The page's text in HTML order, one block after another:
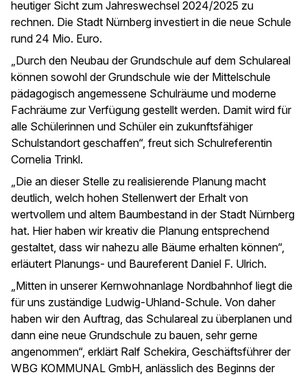
heutiger Sicht zum Jahreswechsel 2024/2025 zu
rechnen. Die Stadt Nürnberg investiert in die neue Schule
rund 24 Mio. Euro.
„Durch den Neubau der Grundschule auf dem Schulareal
können sowohl der Grundschule wie der Mittelschule
pädagogisch angemessene Schulräume und moderne
Fachräume zur Verfügung gestellt werden. Damit wird für
alle Schülerinnen und Schüler ein zukunftsfähiger
Schulstandort geschaffen“, freut sich Schulreferentin
Cornelia Trinkl.
„Die an dieser Stelle zu realisierende Planung macht
deutlich, welch hohen Stellenwert der Erhalt von
wertvollem und altem Baumbestand in der Stadt Nürnberg
hat. Hier haben wir kreativ die Planung entsprechend
gestaltet, dass wir nahezu alle Bäume erhalten können“,
erläutert Planungs- und Baureferent Daniel F. Ulrich.
„Mitten in unserer Kernwohnanlage Nordbahnhof liegt die
für uns zuständige Ludwig-Uhland-Schule. Von daher
haben wir den Auftrag, das Schulareal zu überplanen und
dann eine neue Grundschule zu bauen, sehr gerne
angenommen“, erklärt Ralf Schekira, Geschäftsführer der
WBG KOMMUNAL GmbH, anlässlich des Beginns der